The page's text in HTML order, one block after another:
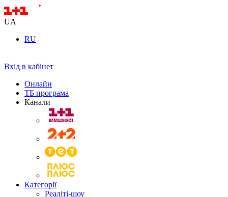
UA
RU
Вхід в кабінет
Онлайн
ТБ програма
Канали
Категорії
Реаліті-шоу